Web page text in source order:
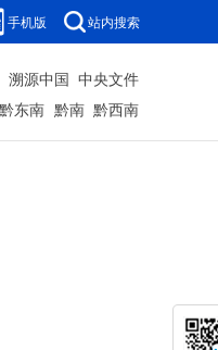
手机版 站内搜索
溯源中国 中央文件
黔东南 黔南 黔西南